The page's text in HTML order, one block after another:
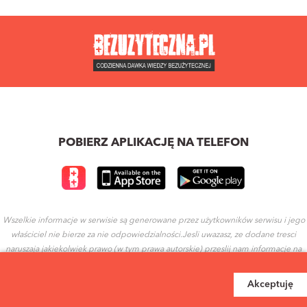
Akceptuję
POBIERZ APLIKACJĘ NA TELEFON
Wszelkie informacje w serwisie są generowane przez użytkowników serwisu i jego
właściciel nie bierze za nie odpowiedzialności.Jesli uwazasz, ze dodane tresci
naruszaja jakiekolwiek prawo (w tym prawa autorskie) przeslij nam informacje na